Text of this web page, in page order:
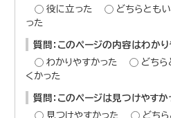
役に立った
どちらとも
った
質問：このページの内容はわか
わかりやすかった
どちら
くかった
質問：このページは見つけやすか
見つけやすかった
どち